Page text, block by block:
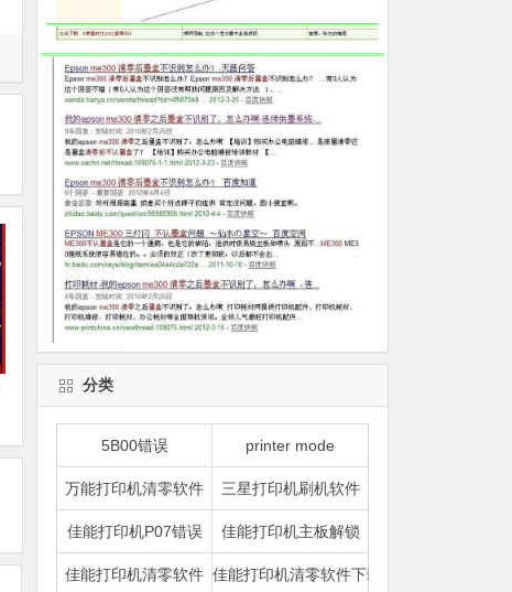
分类
5B00错误 printer mode
万能打印机清零软件 三星打印机刷机软件
佳能打印机P07错误 佳能打印机主板解锁
佳能打印机清零软件 佳能打印机清零软件下载